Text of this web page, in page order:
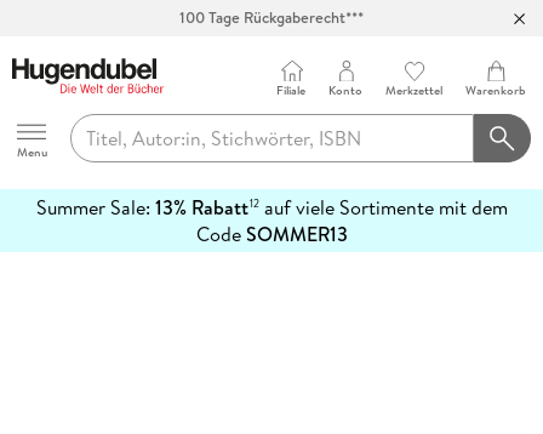
100 Tage Rückgaberecht***
Hugendubel
Menu
Filiale Konto Merkzettel Warenkorb
Summer Sale: 13% Rabatt12auf viele Sortimente mit dem
CodeSOMMER13
erfahren